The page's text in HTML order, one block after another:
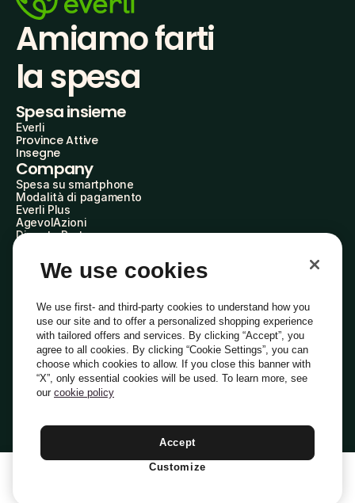
Amiamo farti
la spesa
Spesa insieme
Everli
Province Attive
Insegne
Company
Spesa su smartphone
Modalità di pagamento
Everli Plus
AgevolAzioni
Diventa Partner
Everli Shoppers
About Us
Everli News
Domande frequenti
Lavora con noi
Diventa Shopper
Investitori
PrivacyCookiePreferenze Cookie
Termini e CondizioniCodice Etico
Indirizzo PEC: everli@pec.it - indirizzo DPO: dpo@everli.com
Italiano
We use cookies
We use first- and third-party cookies to understand how you
use our site and to offer a personalized shopping experience
with tailored offers and services. By clicking “Accept”, you
agree to all cookies. By clicking “Cookie Settings”, you can
choose which cookies to allow. If you close this banner with
“X”, only essential cookies will be used. To learn more, see
our cookie policy
Accept
Customize